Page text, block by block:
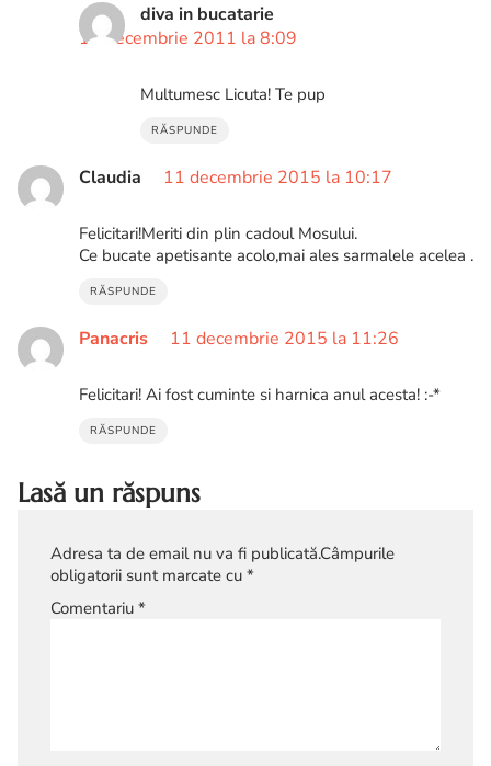
diva in bucatarie
12 decembrie 2011 la 8:09
Multumesc Licuta! Te pup
RĂSPUNDE
Claudia 11 decembrie 2015 la 10:17
Felicitari!Meriti din plin cadoul Mosului.
Ce bucate apetisante acolo,mai ales sarmalele acelea .
RĂSPUNDE
Panacris 11 decembrie 2015 la 11:26
Felicitari! Ai fost cuminte si harnica anul acesta! :-*
RĂSPUNDE
Lasă un răspuns
Adresa ta de email nu va fi publicată.Câmpurile
obligatorii sunt marcate cu *
Comentariu *